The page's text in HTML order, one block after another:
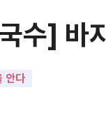
수] 바
안다